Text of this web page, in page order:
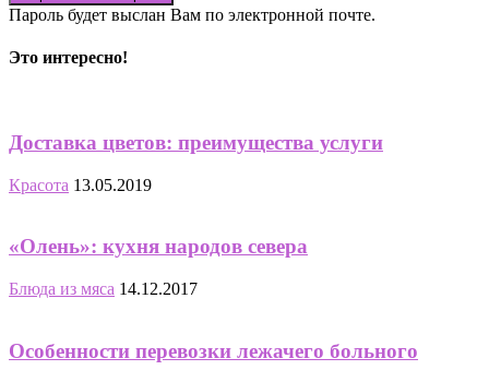
Пароль будет выслан Вам по электронной почте.
Это интересно!
Доставка цветов: преимущества услуги
Красота 13.05.2019
«Олень»: кухня народов севера
Блюда из мяса 14.12.2017
Особенности перевозки лежачего больного